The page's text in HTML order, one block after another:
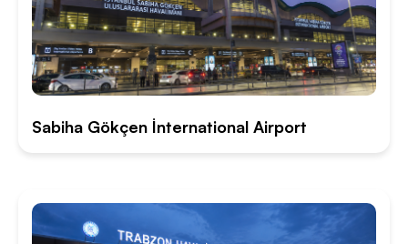
Sabiha Gökçen İnternational Airport